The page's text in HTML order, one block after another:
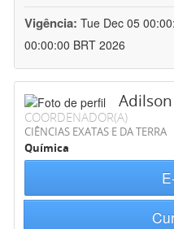
Vigência: Tue Dec 05
00:00:00 BRT 2026
COORDENADOR(A)
CIÊNCIAS EXATAS E DA TERRA
Química